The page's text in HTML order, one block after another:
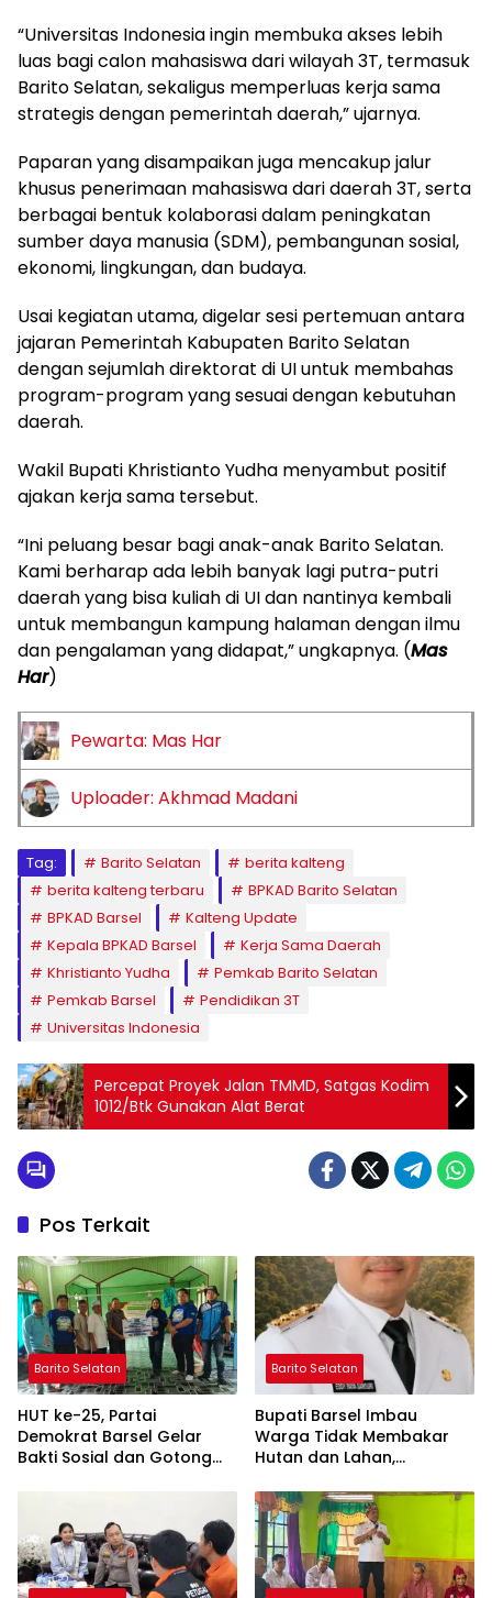
“Universitas Indonesia ingin membuka akses lebih
luas bagi calon mahasiswa dari wilayah 3T, termasuk
Barito Selatan, sekaligus memperluas kerja sama
strategis dengan pemerintah daerah,” ujarnya.
Paparan yang disampaikan juga mencakup jalur
khusus penerimaan mahasiswa dari daerah 3T, serta
berbagai bentuk kolaborasi dalam peningkatan
sumber daya manusia (SDM), pembangunan sosial,
ekonomi, lingkungan, dan budaya.
Usai kegiatan utama, digelar sesi pertemuan antara
jajaran Pemerintah Kabupaten Barito Selatan
dengan sejumlah direktorat di UI untuk membahas
program-program yang sesuai dengan kebutuhan
daerah.
Wakil Bupati Khristianto Yudha menyambut positif
ajakan kerja sama tersebut.
“Ini peluang besar bagi anak-anak Barito Selatan.
Kami berharap ada lebih banyak lagi putra-putri
daerah yang bisa kuliah di UI dan nantinya kembali
untuk membangun kampung halaman dengan ilmu
dan pengalaman yang didapat,” ungkapnya. (Mas
Har)
Pewarta: Mas Har
Uploader: Akhmad Madani
Tag: Barito Selatan
berita kalteng
berita kalteng terbaru
BPKAD Barito Selatan
BPKAD Barsel
Kalteng Update
Kepala BPKAD Barsel
Kerja Sama Daerah
Khristianto Yudha
Pemkab Barito Selatan
Pemkab Barsel
Pendidikan 3T
Universitas Indonesia
Percepat Proyek Jalan TMMD, Satgas Kodim
1012/Btk Gunakan Alat Berat
Pos Terkait
Barito Selatan
HUT ke-25, Partai
Demokrat Barsel Gelar
Bakti Sosial dan Gotong
Ashfiya
Barito Selatan
Bupati Barsel Imbau
Warga Tidak Membakar
Hutan dan Lahan,
Bebas Kabut Asap